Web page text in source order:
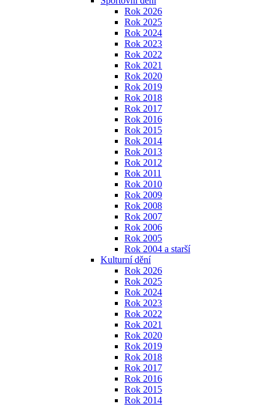
Rok 2026
Rok 2025
Rok 2024
Rok 2023
Rok 2022
Rok 2021
Rok 2020
Rok 2019
Rok 2018
Rok 2017
Rok 2016
Rok 2015
Rok 2014
Rok 2013
Rok 2012
Rok 2011
Rok 2010
Rok 2009
Rok 2008
Rok 2007
Rok 2006
Rok 2005
Rok 2004 a starší
Kulturní dění
Rok 2026
Rok 2025
Rok 2024
Rok 2023
Rok 2022
Rok 2021
Rok 2020
Rok 2019
Rok 2018
Rok 2017
Rok 2016
Rok 2015
Rok 2014